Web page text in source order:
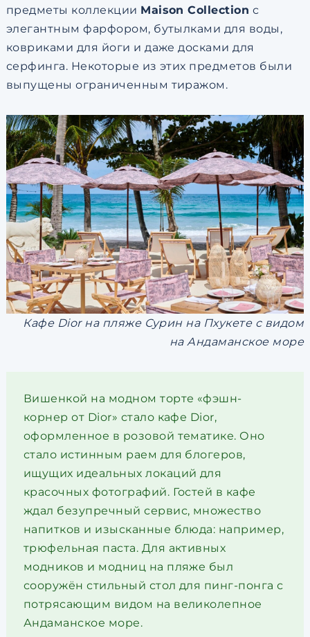
предметы коллекции Maison Collection с
элегантным фарфором, бутылками для воды,
ковриками для йоги и даже досками для
серфинга. Некоторые из этих предметов были
выпущены ограниченным тиражом.
Кафе Dior на пляже Сурин на Пхукете с видом
на Андаманское море
Вишенкой на модном торте «фэшн-
корнер от Dior» стало кафе Dior,
оформленное в розовой тематике. Оно
стало истинным раем для блогеров,
ищущих идеальных локаций для
красочных фотографий. Гостей в кафе
ждал безупречный сервис, множество
напитков и изысканные блюда: например,
трюфельная паста. Для активных
модников и модниц на пляже был
сооружён стильный стол для пинг-понга с
потрясающим видом на великолепное
Андаманское море.